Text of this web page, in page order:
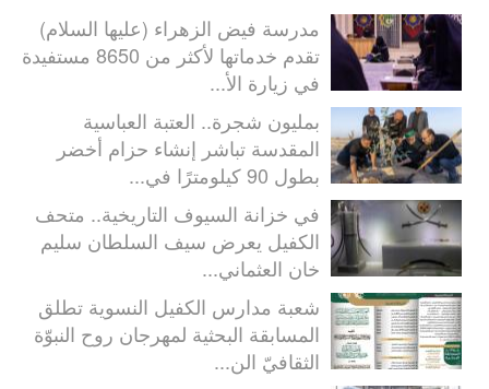
مدرسة فيض الزهراء (عليها السلام)
تقدم خدماتها لأكثر من 8650 مستفيدة
في زيارة الأ...
بمليون شجرة.. العتبة العباسية
المقدسة تباشر إنشاء حزام أخضر
بطول 90 كيلومترًا في...
في خزانة السيوف التاريخية.. متحف
الكفيل يعرض سيف السلطان سليم
خان العثماني...
شعبة مدارس الكفيل النسوية تطلق
المسابقة البحثية لمهرجان روح النبوّة
الثقافيّ الن...